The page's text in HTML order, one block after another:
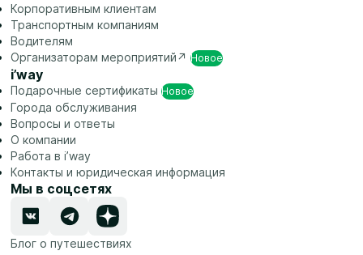
Корпоративным клиентам
Транспортным компаниям
Водителям
Организатораммероприятий↗ Новое
i’way
Подарочныесертификаты Новое
Города обслуживания
Вопросы и ответы
О компании
Работа в i’way
Контакты и юридическая информация
Мы в соцсетях
Блог о путешествиях